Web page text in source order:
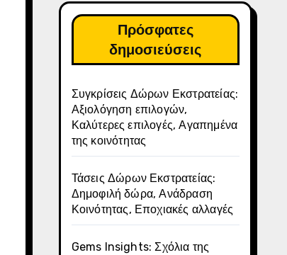
Πρόσφατες
δημοσιεύσεις
Συγκρίσεις Δώρων Εκστρατείας:
Αξιολόγηση επιλογών,
Καλύτερες επιλογές, Αγαπημένα
της κοινότητας
Τάσεις Δώρων Εκστρατείας:
Δημοφιλή δώρα, Ανάδραση
Κοινότητας, Εποχιακές αλλαγές
Gems Insights: Σχόλια της